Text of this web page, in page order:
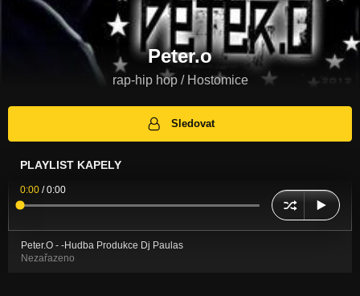
Peter.o
rap-hip hop / Hostomice
Sledovat
PLAYLIST KAPELY
0:00 /0:00
Peter.O - -Hudba Produkce Dj Paulas
Nezařazeno